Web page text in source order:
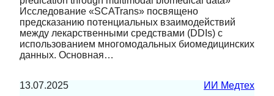
Исследование «SCATrans» посвящено
предсказанию потенциальных взаимодействий
между лекарственными средствами (DDIs) с
использованием многомодальных биомедицинских
данных. Основная…
13.07.2025 ИИ Медтех